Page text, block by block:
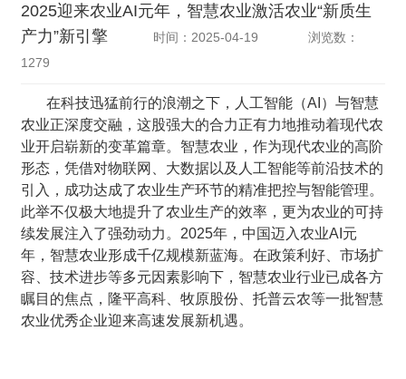
2025迎来农业AI元年，智慧农业激活农业“新质生
产力”新引擎
时间：2025-04-19
浏览数：
1279
在科技迅猛前行的浪潮之下，人工智能（AI）与智慧
农业正深度交融，这股强大的合力正有力地推动着现代农
业开启崭新的变革篇章。智慧农业，作为现代农业的高阶
形态，凭借对物联网、大数据以及人工智能等前沿技术的
引入，成功达成了农业生产环节的精准把控与智能管理。
此举不仅极大地提升了农业生产的效率，更为农业的可持
续发展注入了强劲动力。2025年，中国迈入农业AI元
年，智慧农业形成千亿规模新蓝海。在政策利好、市场扩
容、技术进步等多元因素影响下，智慧农业行业已成各方
瞩目的焦点，隆平高科、牧原股份、托普云农等一批智慧
农业优秀企业迎来高速发展新机遇。